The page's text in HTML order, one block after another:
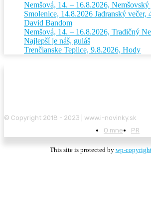
Nemšová, 14. – 16.8.2026,
Smolenice, 14.8.2026 Jadranský večer,
David Bandom
Nemšová, 14. – 16.8.2026, Tradičný
Najlepší je náš, guláš
Trenčianske Teplice, 9.8.2026, Hody
© Copyright 2018 - 2023 | www.i-novinky.sk
O mne
PR
This site is protected by wp-